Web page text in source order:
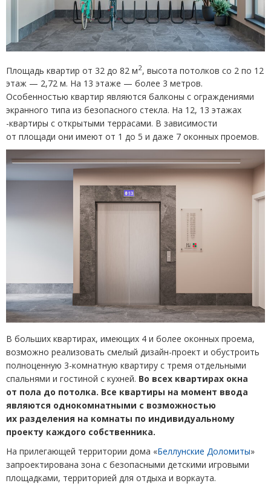
Площадь квартир от 32 до 82 м2, высота потолков со 2 по 12
этаж — 2,72 м. На 13 этаже — более 3 метров.
Особенностью квартир являются балконы с ограждениями
экранного типа из безопасного стекла. На 12, 13 этажах
-квартиры с открытыми террасами. В зависимости
от площади они имеют от 1 до 5 и даже 7 оконных проемов.
В больших квартирах, имеющих 4 и более оконных проема,
возможно реализовать смелый дизайн-проект и обустроить
полноценную 3-комнатную квартиру с тремя отдельными
спальнями и гостиной с кухней. Во всех квартирах окна
от пола до потолка. Все квартиры на момент ввода
являются однокомнатными с возможностью
их разделения на комнаты по индивидуальному
проекту каждого собственника.
На прилегающей территории дома «Беллунские Доломиты»
запроектирована зона с безопасными детскими игровыми
площадками, территорией для отдыха и воркаута.